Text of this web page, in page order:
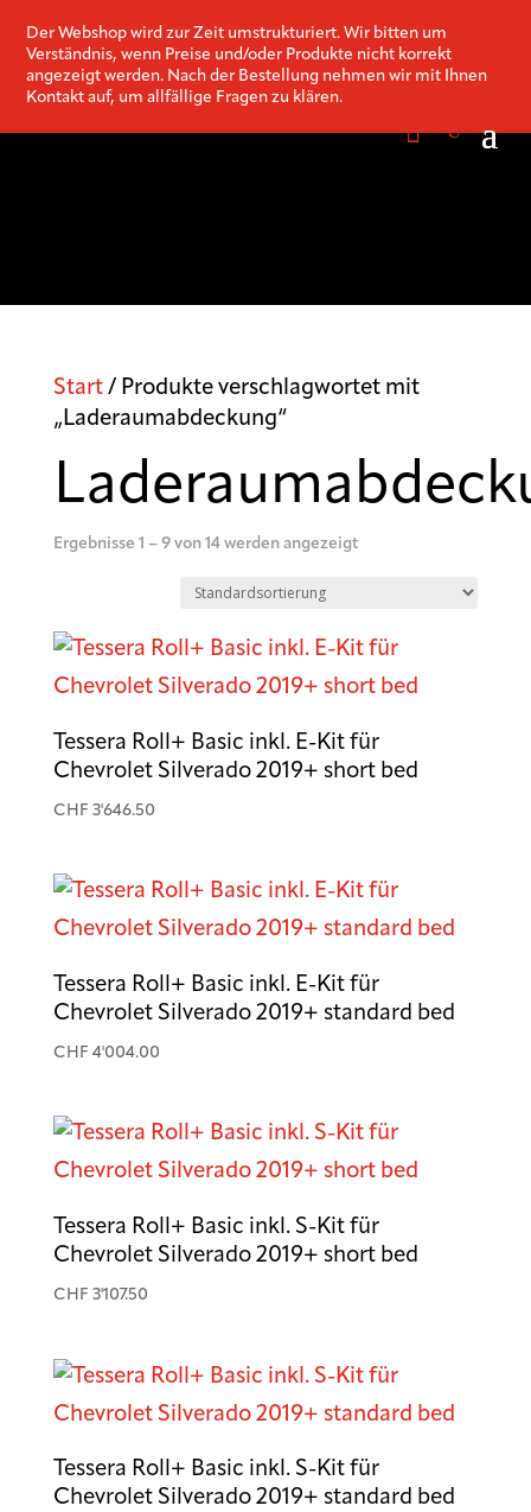
Der Webshop wird zur Zeit umstrukturiert. Wir bitten um
Verständnis, wenn Preise und/oder Produkte nicht korrekt
angezeigt werden. Nach der Bestellung nehmen wir mit Ihnen
Kontakt auf, um allfällige Fragen zu klären.
Start/ Produkte verschlagwortet mit
„Laderaumabdeckung“
Ergebnisse 1 – 9 von 14 werden angezeigt
Tessera Roll+ Basic inkl. E-Kit für
Chevrolet Silverado 2019+ short bed
CHF 3'646.50
Tessera Roll+ Basic inkl. E-Kit für
Chevrolet Silverado 2019+ standard bed
CHF 4'004.00
Tessera Roll+ Basic inkl. S-Kit für
Chevrolet Silverado 2019+ short bed
CHF 3'107.50
Tessera Roll+ Basic inkl. S-Kit für
Chevrolet Silverado 2019+ standard bed